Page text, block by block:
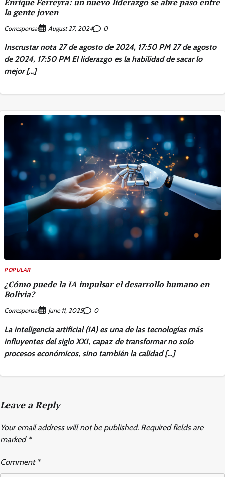
la gente joven
Corresponsal August 27, 2024 0
Inscrustar nota 27 de agosto de 2024, 17:50 PM 27 de agosto
de 2024, 17:50 PM El liderazgo es la habilidad de sacar lo
mejor […]
POPULAR
¿Cómo puede la IA impulsar el desarrollo humano en
Bolivia?
Corresponsal June 11, 2025 0
La inteligencia artificial (IA) es una de las tecnologías más
influyentes del siglo XXI, capaz de transformar no solo
procesos económicos, sino también la calidad […]
Leave a Reply
Your email address will not be published. Required fields are
marked *
Comment *